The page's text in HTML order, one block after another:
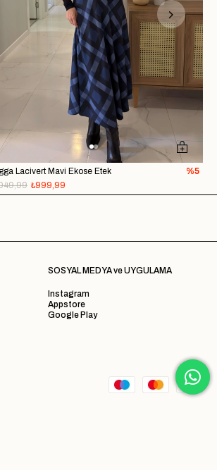
Lacivert Mavi Ekose Etek
₺999,99
%5
SOSYAL MEDYA ve UYGULAMA
Instagram
Appstore
Google Play